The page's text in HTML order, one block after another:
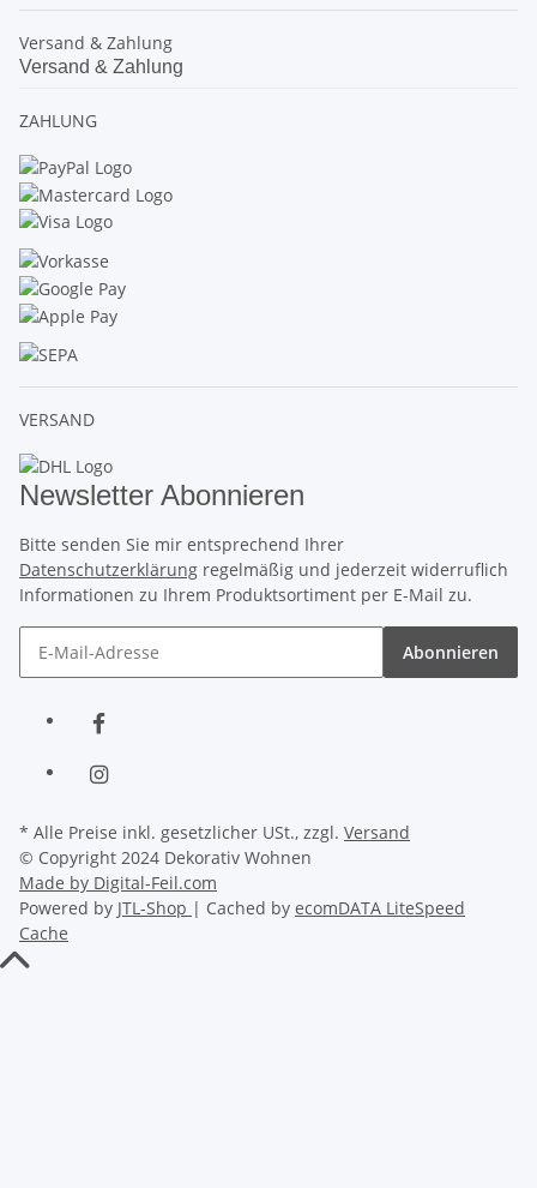
Versand & Zahlung
Versand & Zahlung
ZAHLUNG
VERSAND
Newsletter Abonnieren
Bitte senden Sie mir entsprechend Ihrer
Datenschutzerklärung regelmäßig und jederzeit widerruflich
Informationen zu Ihrem Produktsortiment per E-Mail zu.
Abonnieren
* Alle Preise inkl. gesetzlicher USt., zzgl. Versand
© Copyright 2024 Dekorativ Wohnen
Made by Digital-Feil.com
Powered by JTL-Shop | Cached by ecomDATA LiteSpeed
Cache